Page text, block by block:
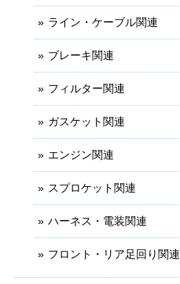
ライン・ケーブル関連
ブレーキ関連
フィルター関連
ガスケット関連
エンジン関連
スプロケット関連
ハーネス・電装関連
フロント・リア足回り関連